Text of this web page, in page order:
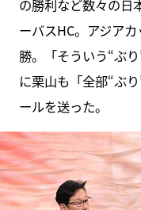
の勝利など数々の日
ーバスHC。アジア
勝。「そういう“ぶ
に栗山も「全部“ぶ
ールを送った。